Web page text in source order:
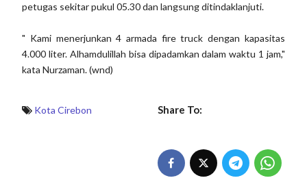
petugas sekitar pukul 05.30 dan langsung ditindaklanjuti.
" Kami menerjunkan 4 armada fire truck dengan kapasitas
4.000 liter. Alhamdulillah bisa dipadamkan dalam waktu 1 jam,"
kata Nurzaman. (wnd)
Kota Cirebon Share To: